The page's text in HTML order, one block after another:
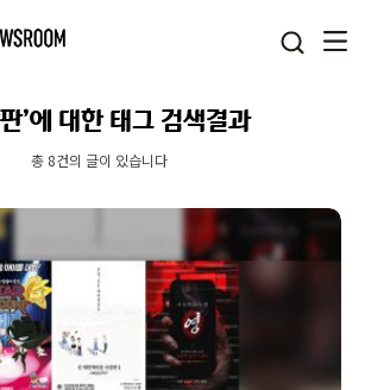
’에 대한 태그 검색결과
총 8건의 글이 있습니다